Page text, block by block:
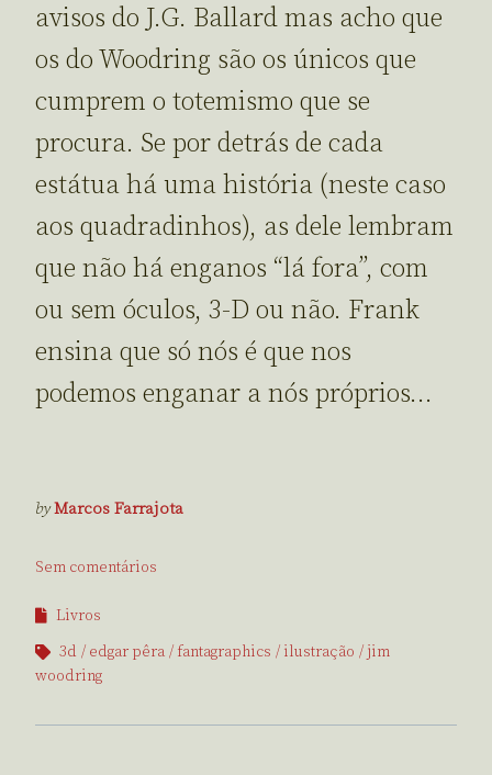
avisos do J.G. Ballard mas acho que
os do Woodring são os únicos que
cumprem o totemismo que se
procura. Se por detrás de cada
estátua há uma história (neste caso
aos quadradinhos), as dele lembram
que não há enganos “lá fora”, com
ou sem óculos, 3-D ou não. Frank
ensina que só nós é que nos
podemos enganar a nós próprios…
byMarcos Farrajota
Sem comentários
Livros
3d
edgar pêra fantagraphics ilustração
jim
woodring